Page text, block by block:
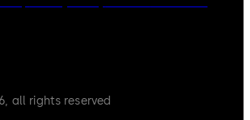
all rights reserved